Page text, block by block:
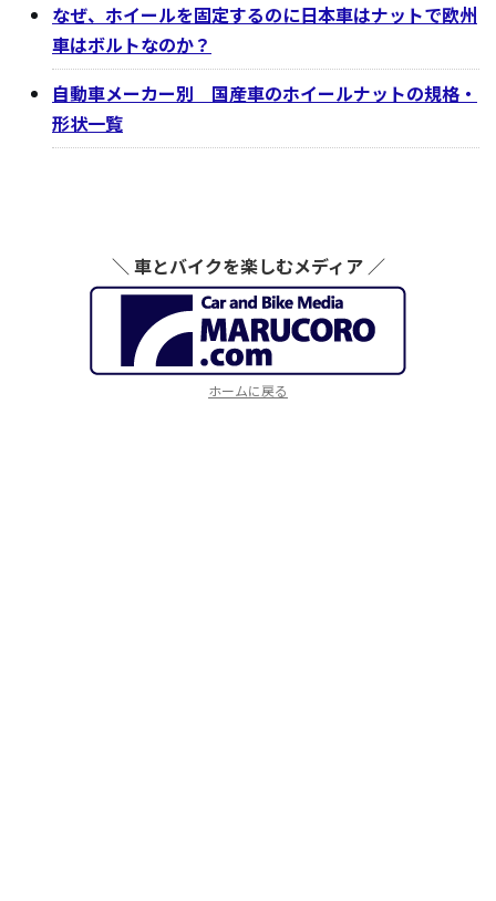
なぜ、ホイールを固定するのに日本車はナットで欧州
車はボルトなのか？
自動車メーカー別 国産車のホイールナットの規格・
形状一覧
＼ 車とバイクを楽しむメディア ／
ホームに戻る